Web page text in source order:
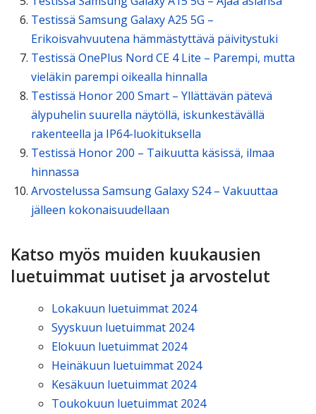
Testissä Samsung Galaxy A25 5G –
Erikoisvahvuutena hämmästyttävä päivitystuki
Testissä OnePlus Nord CE 4 Lite – Parempi, mutta
vieläkin parempi oikealla hinnalla
Testissä Honor 200 Smart – Yllättävän pätevä
älypuhelin suurella näytöllä, iskunkestävällä
rakenteella ja IP64-luokituksella
Testissä Honor 200 – Taikuutta käsissä, ilmaa
hinnassa
Arvostelussa Samsung Galaxy S24 – Vakuuttaa
jälleen kokonaisuudellaan
Katso myös muiden kuukausien
luetuimmat uutiset ja arvostelut
Lokakuun luetuimmat 2024
Syyskuun luetuimmat 2024
Elokuun luetuimmat 2024
Heinäkuun luetuimmat 2024
Kesäkuun luetuimmat 2024
Toukokuun luetuimmat 2024